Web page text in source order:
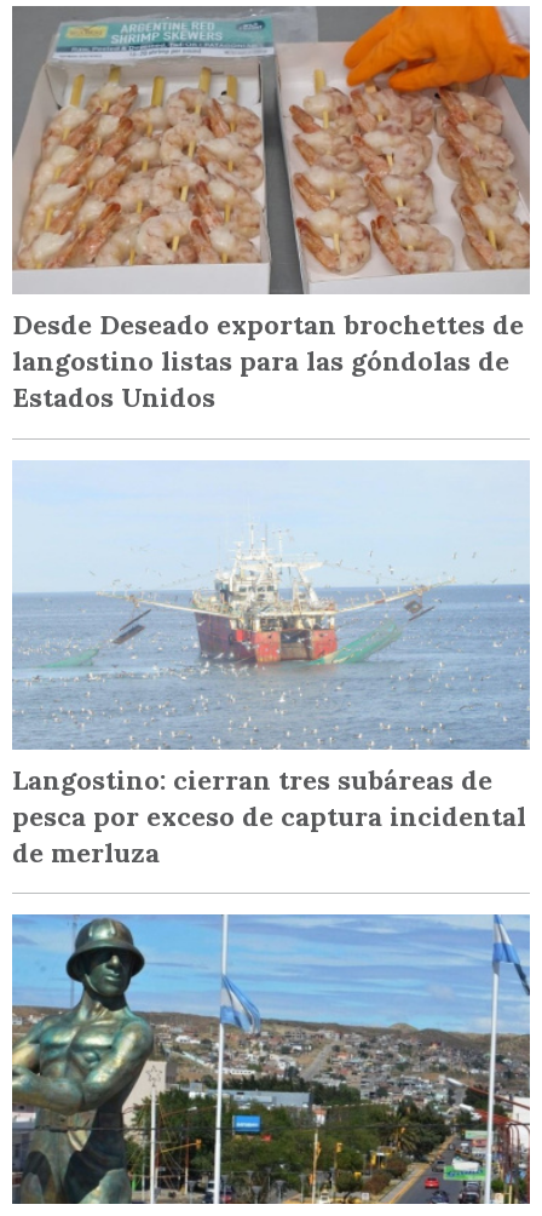
Desde Deseado exportan brochettes de
langostino listas para las góndolas de
Estados Unidos
Langostino: cierran tres subáreas de
pesca por exceso de captura incidental
de merluza